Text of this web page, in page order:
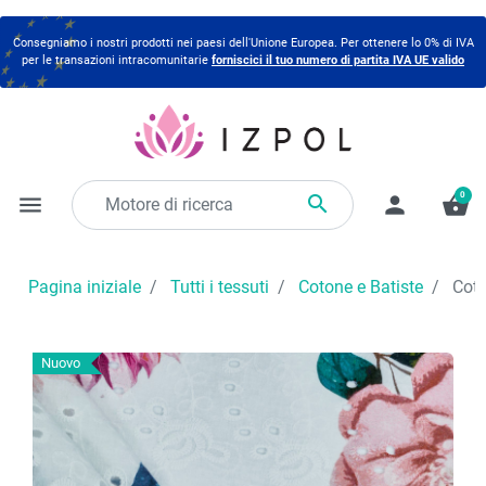
Consegniamo i nostri prodotti nei paesi dell'Unione Europea. Per ottenere lo 0% di IVA
per le transazioni intracomunitarie forniscici il tuo numero di partita IVA UE valido
menu  person shopping_basket
0
Pagina iniziale Tutti i tessuti Cotone e Batiste
Nuovo